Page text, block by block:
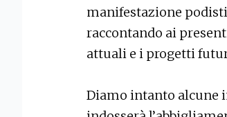
manifestazione
raccontando ai
attuali e i progetti
Diamo intanto alcune